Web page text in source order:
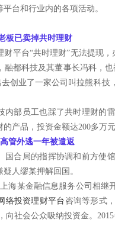
台和行业内的各项活动。
板已卖掉共时理财
平台“共时理财”无法提现
都科技及其董事长冯科，
创业了一家公司叫拉熊科
内部员工也踩了共时理财的
产品，投资金额达200多万
管外逃一年被遣返
国合局的指挥协调和前方使
人缪某押解回国。
海某金融信息服务公司相继
络投资理财平台 咨询等形式
向社会公众吸纳投资金。